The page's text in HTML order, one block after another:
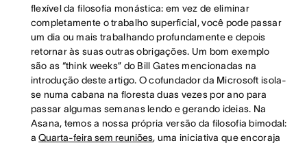
flexível da filosofia monástica: em vez de eliminar
completamente o trabalho superficial, você pode passar
um dia ou mais trabalhando profundamente e depois
retornar às suas outras obrigações. Um bom exemplo
são as “think weeks” do Bill Gates mencionadas na
introdução deste artigo. O cofundador da Microsoft isola-
se numa cabana na floresta duas vezes por ano para
passar algumas semanas lendo e gerando ideias. Na
Asana, temos a nossa própria versão da filosofia bimodal:
aQuarta-feira sem reuniões, uma iniciativa que encoraja